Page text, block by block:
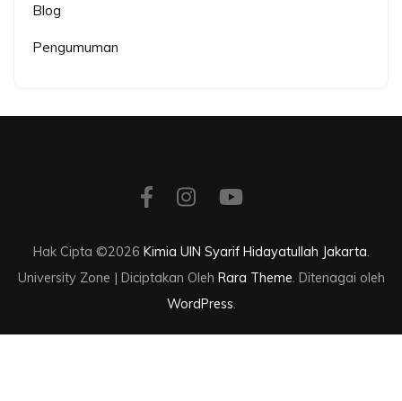
Blog
Pengumuman
Hak Cipta ©2026 Kimia UIN Syarif Hidayatullah Jakarta.
University Zone | Diciptakan Oleh Rara Theme. Ditenagai oleh
WordPress.